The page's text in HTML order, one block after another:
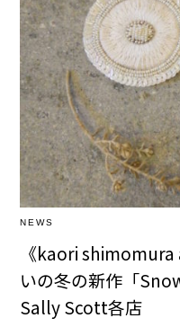
NEWS
《kaori
いの冬の新作「
Sally Scott各店